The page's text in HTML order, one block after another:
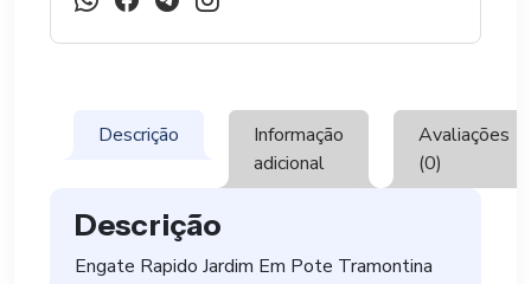
Descrição
Informação
adicional
Avaliações
(0)
Descrição
Engate Rapido Jardim Em Pote Tramontina